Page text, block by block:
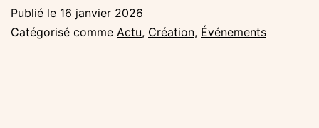
Tranquille
Publié le 16 janvier 2026
Catégorisé comme Actu, Création, Événements